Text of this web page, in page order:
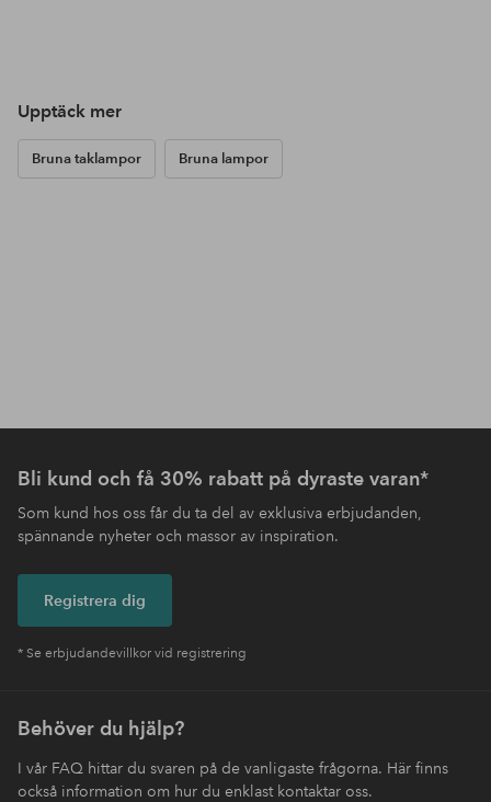
Upptäck mer
Bruna taklampor Bruna lampor
Bli kund och få 30% rabatt på dyraste varan*
Som kund hos oss får du ta del av exklusiva erbjudanden,
spännande nyheter och massor av inspiration.
Registrera dig
* Se erbjudandevillkor vid registrering
Behöver du hjälp?
I vår FAQ hittar du svaren på de vanligaste frågorna. Här finns
också information om hur du enklast kontaktar oss.